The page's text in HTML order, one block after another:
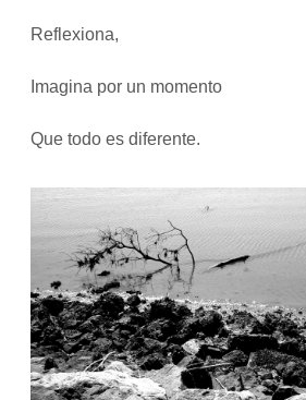
Reflexiona,
Imagina por un momento
Que todo es diferente.